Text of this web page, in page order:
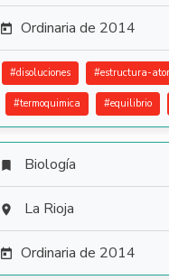
 Ordinaria de 2014
#disoluciones #estructura-
#termoquimica #equilibrio
 Biología
 La Rioja
 Ordinaria de 2014